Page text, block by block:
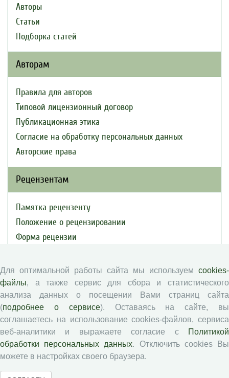
Авторы
Статьи
Подборка статей
Авторам
Правила для авторов
Типовой лицензионный договор
Публикационная этика
Согласие на обработку персональных данных
Авторские права
Рецензентам
Памятка рецензенту
Положение о рецензировании
Форма рецензии
Журналы ВолНЦ РАН
Экономические и социальные перемены
Проблемы развития территории
Вопросы территориального развития
Социальное пространство
Юный экономист
АгроЗооТехника
Для оптимальной работы сайта мы используем cookies-
файлы, а также сервис для сбора и статистического
анализа данных о посещении Вами страниц сайта
(подробнее о сервисе). Оставаясь на сайте, вы
соглашаетесь на использование cookies-файлов, сервиса
веб-аналитики и выражаете согласие с
Политикой
обработки персональных данных. Отключить cookies Вы
можете в настройках своего браузера.